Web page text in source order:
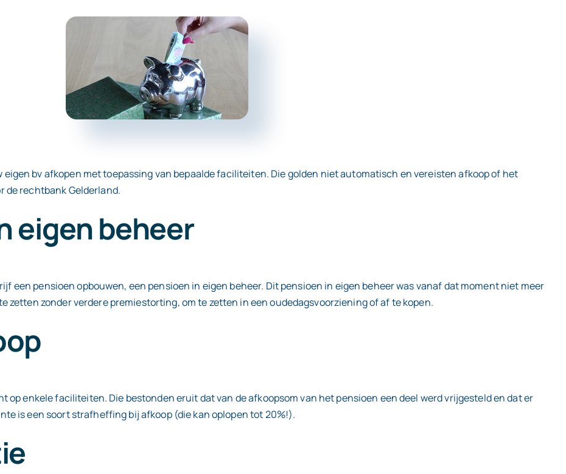
eigen bv afkopen met toepassing van bepaalde faciliteiten. Die golden niet automatisch en vereisten afkoop of het
de rechtbank Gelderland.
eigen beheer
een pensioen opbouwen, een pensioen in eigen beheer. Dit pensioen in eigen beheer was vanaf dat moment niet meer
zetten zonder verdere premiestorting, om te zetten in een oudedagsvoorziening of af te kopen.
op enkele faciliteiten. Die bestonden eruit dat van de afkoopsom van het pensioen een deel werd vrijgesteld en dat er
is een soort strafheffing bij afkoop (die kan oplopen tot 20%!).